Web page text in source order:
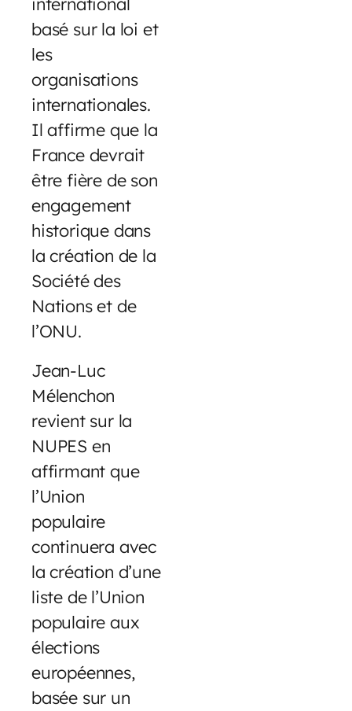
basé sur la loi et
les
organisations
internationales.
Il affirme que la
France devrait
être fière de son
engagement
historique dans
la création de la
Société des
Nations et de
l’ONU.
Jean-Luc
Mélenchon
revient sur la
NUPES en
affirmant que
l’Union
populaire
continuera avec
la création d’une
liste de l’Union
populaire aux
élections
européennes,
basée sur un